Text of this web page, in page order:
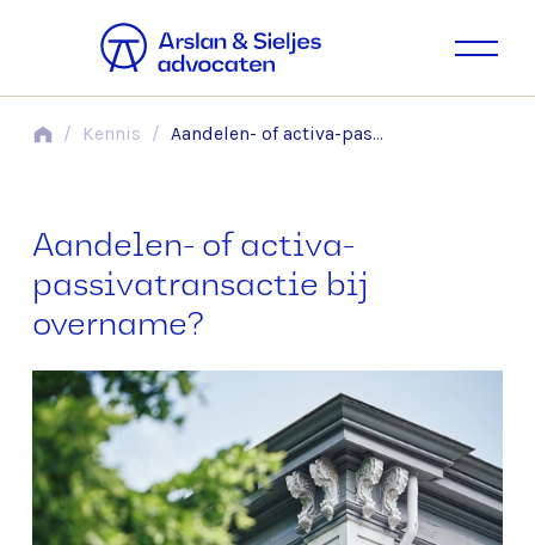
/ Kennis / Aandelen- of activa-passivatransactie bij overname?
Aandelen- of activa-
passivatransactie bij
overname?